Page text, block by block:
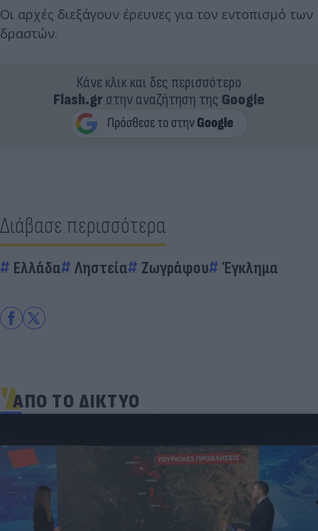
Οι αρχές διεξάγουν έρευνες για τον εντοπισμό των
δραστών.
Κάνε κλικ και δες περισσότερο
Flash.grστην αναζήτηση της Google
Διάβασε περισσότερα
Ελλάδα Ληστεία Ζωγράφου Έγκλημα
ΑΠΟ ΤΟ ΔΙΚΤΥΟ